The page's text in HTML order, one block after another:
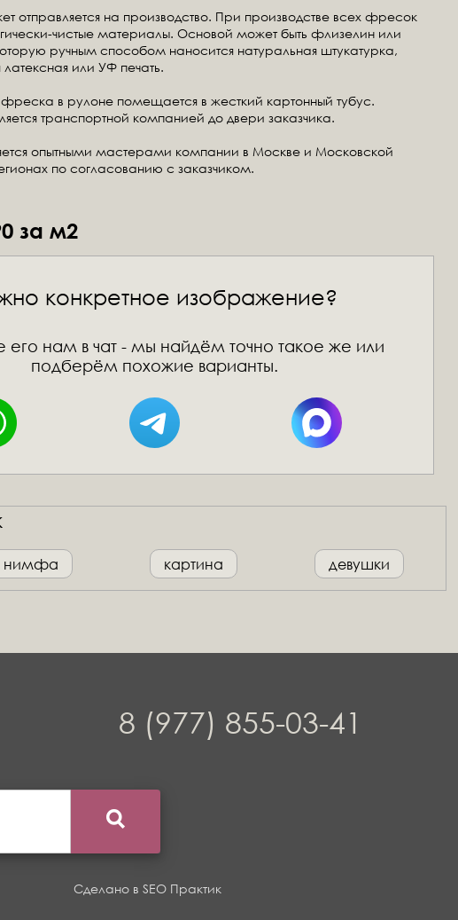
отправляется на производство. При производстве всех фресок
чистые материалы. Основой может быть флизелин или
ручным способом наносится натуральная штукатурка,
или УФ печать.
фреска в рулоне помещается в жесткий картонный тубус.
транспортной компанией до двери заказчика.
опытными мастерами компании в Москве и Московской
по согласованию с заказчиком.
за м2
конкретное изображение?
его нам в чат - мы найдём точно такое же или
подберём похожие варианты.
нимфа картина девушки
8 (977) 855-03-41
Сделано в SEO Практик